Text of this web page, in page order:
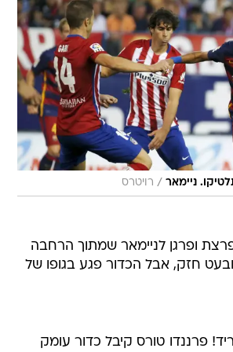
ניימאר / רויטרס
ופרגן לניימאר שמתוך הרחבה
חזק, אבל הכדור פגע בגופו של
פרננדו טורס קיבל כדור עומק